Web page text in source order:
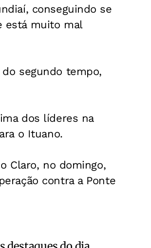
conseguindo se
está muito mal
segundo tempo,
dos líderes na
o Ituano.
Claro, no domingo,
contra a Ponte